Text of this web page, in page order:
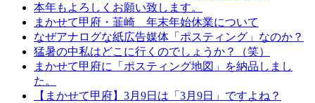
本年もよろしくお願い致します。
まかせて甲府・韮崎 年末年始休業について
なぜアナログな紙広告媒体「ポスティング」なのか？
猛暑の中私はどこに行くのでしょうか？（笑）
まかせて甲府に「ポスティング地図」を納品しまし
た。
【まかせて甲府】3月9日は「3月9日」ですよね？